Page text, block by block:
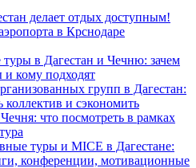
делает отдых доступным!
в Крснодаре
в Дагестан и Чечню: зачем
кому подходят
групп в Дагестан:
коллектив и сэкономить
что посмотреть в рамках
туры и MICE в Дагестане:
конференции, мотивационные